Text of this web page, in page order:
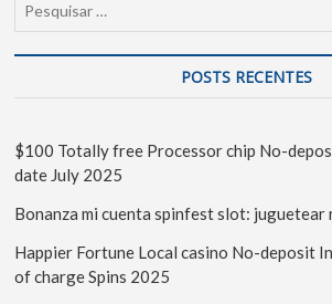
POSTS RECENTES
$100 Totally free Processor chip No-
date July 2025
Bonanza mi cuenta spinfest slot: juguetear
Happier Fortune Local casino No-deposit
of charge Spins 2025